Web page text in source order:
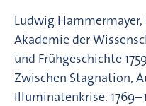
Ludwig Hammermayer,
Akademie der
und Frühgeschichte
Zwischen Stagnation,
Illuminatenkrise.